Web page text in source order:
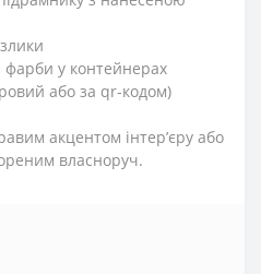
фарби у контейнерах
або за qr-кодом)
акцентом інтер’єру або
власноруч.